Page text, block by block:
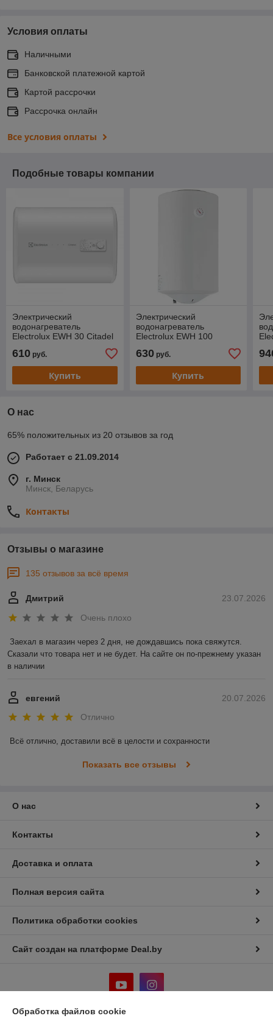
Условия оплаты
Наличными
Банковской платежной картой
Картой рассрочки
Рассрочка онлайн
Все условия оплаты
Подобные товары компании
Электрический
водонагреватель
Electrolux EWH 30 Citadel
610 руб.
Купить
Электрический
водонагреватель
Electrolux EWH 100
630руб.
Купить
О нас
65% положительных из 20 отзывов за год
Работает с 21.09.2014
г. Минск
Минск, Беларусь
Контакты
Отзывы о магазине
135 отзывов за всё время
23.07.2026
Дмитрий
Очень плохо
Заехал в магазин через 2 дня, не дождавшись пока свяжутся.
Сказали что товара нет и не будет. На сайте он по-прежнему указан
в наличии
20.07.2026
евгений
Отлично
Всё отлично, доставили всё в целости и сохранности
Показать все отзывы
О нас
Контакты
Доставка и оплата
Полная версия сайта
Политика обработки cookies
Сайт создан на платформе Deal.by
Обработка файлов cookie